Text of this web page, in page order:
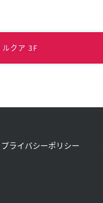
ルクア 3F
プライバシーポリシー